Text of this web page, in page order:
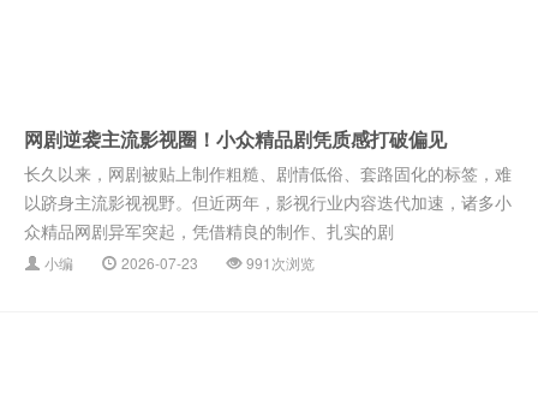
网剧逆袭主流影视圈！小众精品剧凭质感打破偏见
长久以来，网剧被贴上制作粗糙、剧情低俗、套路固化的标签，难
以跻身主流影视视野。但近两年，影视行业内容迭代加速，诸多小
众精品网剧异军突起，凭借精良的制作、扎实的剧
小编 2026-07-23 991次浏览